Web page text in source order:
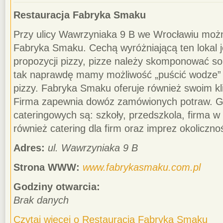
Restauracja Fabryka Smaku
Przy ulicy Wawrzyniaka 9 B we Wrocławiu
Fabryka Smaku. Cechą wyróżniającą ten lokal
propozycji pizzy, pizze należy skomponować
tak naprawdę mamy możliwość „puścić
pizzy. Fabryka Smaku oferuje również swoim
Firma zapewnia dowóz zamówionych potraw.
cateringowych są: szkoły, przedszkola, firma
również catering dla firm oraz imprez
Adres: ul. Wawrzyniaka 9 B
Strona WWW: www.fabrykasmaku.com.pl
Godziny otwarcia:
Brak danych
Czytaj więcej o Restauracja Fabryka Smaku